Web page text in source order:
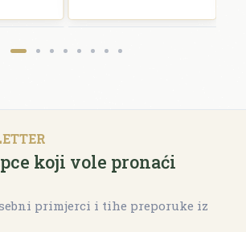
koji vole pronaći
primjerci i tihe preporuke iz